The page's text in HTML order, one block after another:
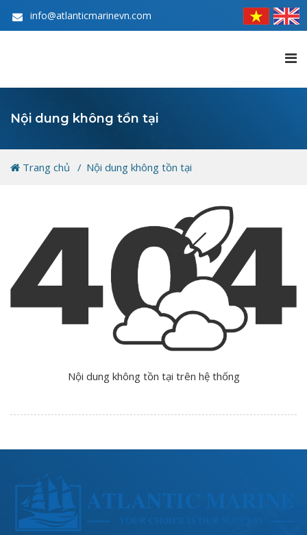
info@atlanticmarinevn.com
Nội dung không tồn tại
Trang chủ Nội dung không tồn tại
Nội dung không tồn tại trên hệ thống